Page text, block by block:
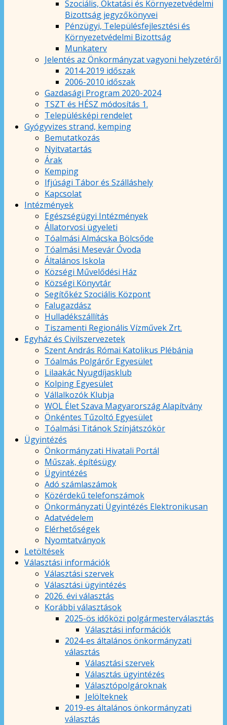
Szociális, Oktatási és Környezetvédelmi
Bizottság jegyzőkönyvei
Pénzügyi, Településfejlesztési és
Környezetvédelmi Bizottság
Munkaterv
Jelentés az Önkormányzat vagyoni helyzetéről
2014-2019 időszak
2006-2010 időszak
Gazdasági Program 2020-2024
TSZT és HÉSZ módosítás 1.
Településképi rendelet
Gyógyvizes strand, kemping
Bemutatkozás
Nyitvatartás
Árak
Kemping
Ifjúsági Tábor és Szálláshely
Kapcsolat
Intézmények
Egészségügyi Intézmények
Állatorvosi ügyeleti
Tóalmási Almácska Bölcsőde
Tóalmási Mesevár Óvoda
Általános Iskola
Községi Művelődési Ház
Községi Könyvtár
Segítőkéz Szociális Központ
Falugazdász
Hulladékszállítás
Tiszamenti Regionális Vízművek Zrt.
Egyház és Civilszervezetek
Szent András Római Katolikus Plébánia
Tóalmás Polgárőr Egyesület
Lilaakác Nyugdíjasklub
Kolping Egyesület
Vállalkozók Klubja
WOL Élet Szava Magyarország Alapítvány
Önkéntes Tűzoltó Egyesület
Tóalmási Titánok Színjátszókör
Ügyintézés
Önkormányzati Hivatali Portál
Műszak, építésügy
Ügyintézés
Adó számlaszámok
Közérdekű telefonszámok
Önkormányzati Ügyintézés Elektronikusan
Adatvédelem
Elérhetőségek
Nyomtatványok
Letöltések
Választási információk
Választási szervek
Választási ügyintézés
2026. évi választás
Korábbi választások
2025-ös időközi polgármesterválasztás
Választási információk
2024-es általános önkormányzati
választás
Választási szervek
Választás ügyintézés
Választópolgároknak
Jelölteknek
2019-es általános önkormányzati
választás